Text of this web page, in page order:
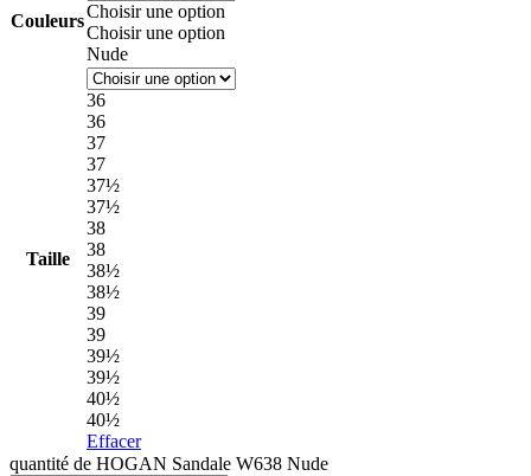
CouleursChoisir une option
Choisir une option
Nude
Taille
36
36
37
37
37½
37½
38
38
38½
38½
39
39
39½
39½
40½
40½
Effacer
quantité de HOGAN Sandale W638 Nude